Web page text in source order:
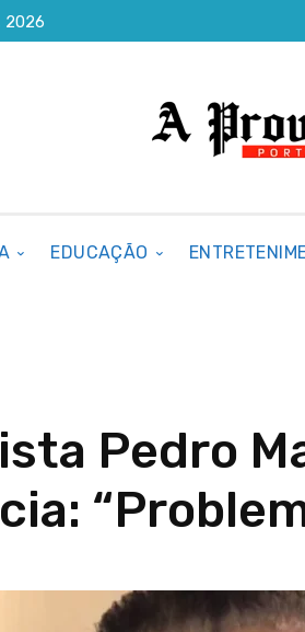
2026
EDUCAÇÃO
Pedro